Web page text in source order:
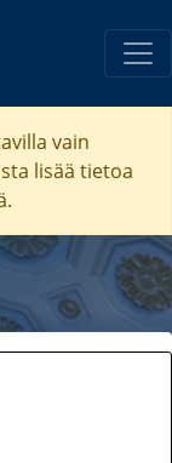
vain
lisää tietoa